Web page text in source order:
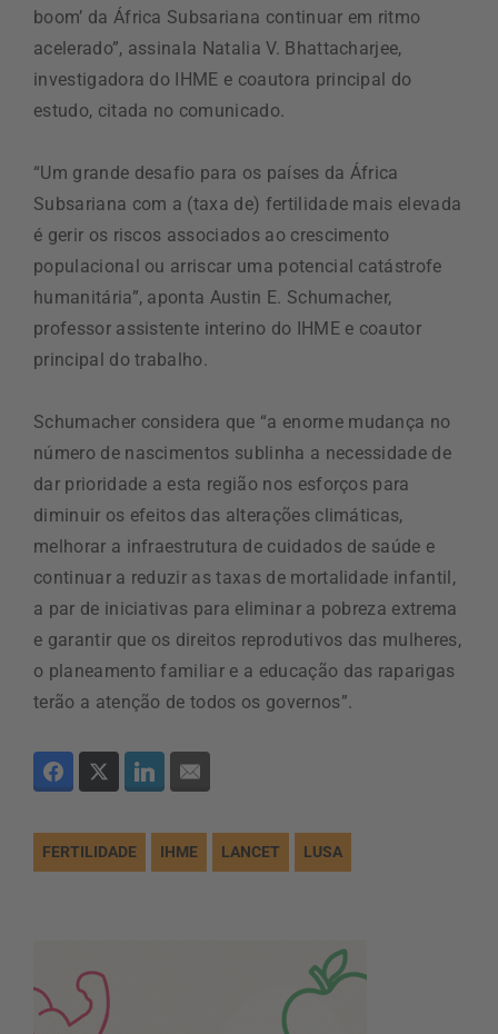
boom’ da África Subsariana continuar em ritmo
acelerado”, assinala Natalia V. Bhattacharjee,
investigadora do IHME e coautora principal do
estudo, citada no comunicado.
“Um grande desafio para os países da África
Subsariana com a (taxa de) fertilidade mais elevada
é gerir os riscos associados ao crescimento
populacional ou arriscar uma potencial catástrofe
humanitária”, aponta Austin E. Schumacher,
professor assistente interino do IHME e coautor
principal do trabalho.
Schumacher considera que “a enorme mudança no
número de nascimentos sublinha a necessidade de
dar prioridade a esta região nos esforços para
diminuir os efeitos das alterações climáticas,
melhorar a infraestrutura de cuidados de saúde e
continuar a reduzir as taxas de mortalidade infantil,
a par de iniciativas para eliminar a pobreza extrema
e garantir que os direitos reprodutivos das mulheres,
o planeamento familiar e a educação das raparigas
terão a atenção de todos os governos”.
FERTILIDADE IHME LANCET LUSA